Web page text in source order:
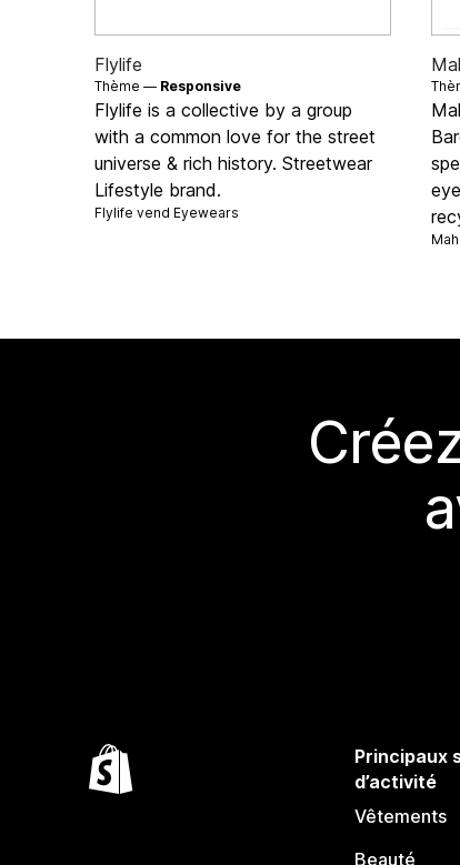
Flylife
Thème — Responsive
Flylife is a collective by a group
with a common love for the street
universe & rich history. Streetwear
Lifestyle brand.
Flylife vend Eyewears
Principaux
d’activité
Vêtements
Beauté